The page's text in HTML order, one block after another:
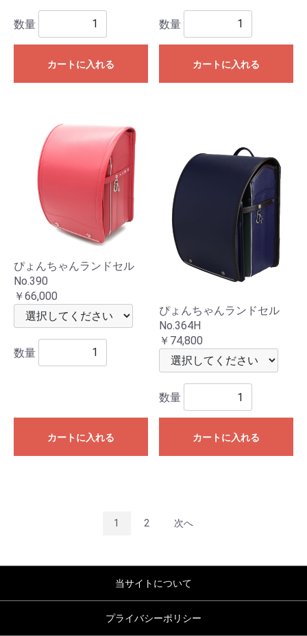
数量
カートに入れる
数量
カートに入れる
ぴょんちゃんランドセル
No.390
￥66,000
数量
カートに入れる
ぴょんちゃんランドセル
No.364H
￥74,800
数量
カートに入れる
1 2 次へ
当サイトについて
プライバシーポリシー